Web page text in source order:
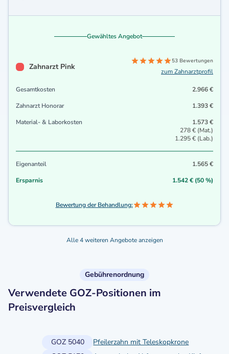
Gewähltes Angebot
Zahnarzt Pink
53 Bewertungen
zum Zahnarztprofil
Gesamtkosten
2.966 €
Zahnarzt Honorar
1.393 €
Material- & Laborkosten
1.573 €
278 € (Mat.)
1.295 € (Lab.)
Eigenanteil
1.565 €
Ersparnis
1.542 € (50 %)
Bewertung der Behandlung:
Alle 4 weiteren Angebote anzeigen
Gebührenordnung
Verwendete GOZ-Positionen im
Preisvergleich
GOZ 5040
Pfeilerzahn mit Teleskopkrone